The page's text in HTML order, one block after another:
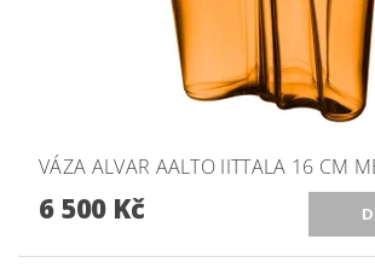
VÁZA ALVAR AALTO IITTALA 16 CM
6 500 Kč